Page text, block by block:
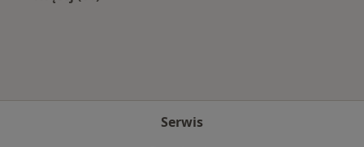
Serwis